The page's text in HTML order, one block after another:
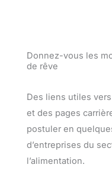
Donnez-vous les
de rêve
Des liens utiles vers
et des pages
postuler en
d’entreprises du
l’alimentation.